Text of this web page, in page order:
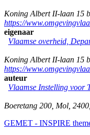
Koning Albert II-laan 15
https://
eigenaar
Vlaamse overheid,
Koning Albert II-laan 15
https://
auteur
Vlaamse Instelling voor
Boeretang 200 Mol 2400
GEMET - INSPIRE